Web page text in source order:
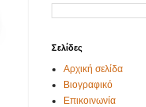
Σελίδες
Αρχική σελίδα
Βιογραφικό
Επικοινωνία